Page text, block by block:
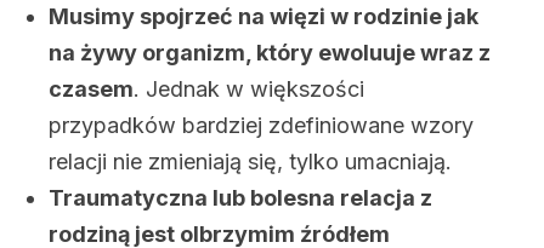
Musimy spojrzeć na więzi w rodzinie jak
na żywy organizm, który ewoluuje wraz z
czasem. Jednak w większości
przypadków bardziej zdefiniowane wzory
relacji nie zmieniają się, tylko umacniają.
Traumatyczna lub bolesna relacja z
rodziną jest olbrzymim źródłem